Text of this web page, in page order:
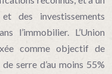
des investissements
l’immobilier. L’Union
comme objectif de
serre d’au moins 55%